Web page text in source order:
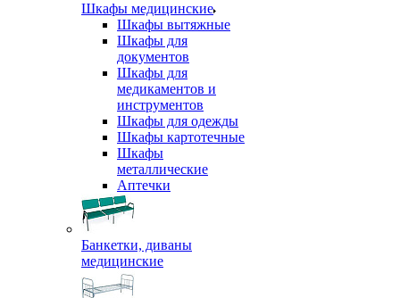
Шкафы медицинские
Шкафы вытяжные
Шкафы для
документов
Шкафы для
медикаментов и
инструментов
Шкафы для одежды
Шкафы картотечные
Шкафы
металлические
Аптечки
Банкетки, диваны
медицинские